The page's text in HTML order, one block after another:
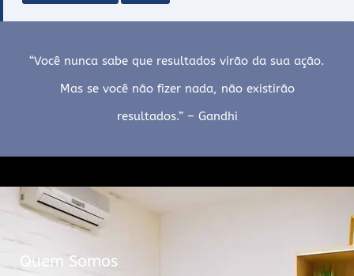
“Você nunca sabe que resultados virão da sua ação.
Mas se você não fizer nada, não existirão
resultados.” – Gandhi
Quem Somos